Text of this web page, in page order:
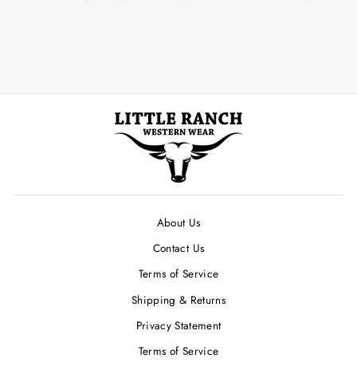
About Us
Contact Us
Terms of Service
Shipping & Returns
Privacy Statement
Terms of Service